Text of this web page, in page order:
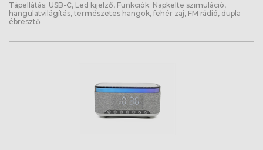
Tápellátás: USB-C, Led kijelző, Funkciók: Napkelte szimuláció,
hangulatvilágítás, természetes hangok, fehér zaj, FM rádió, dupla
ébresztő